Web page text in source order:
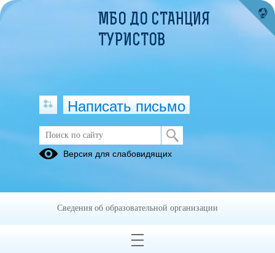
Публикации за Июнь 2026
ОБРАЩЕНИЯ ГРАЖДАН
МБО ДО СТАНЦИЯ
ТУРИСТОВ
Написать письмо
Версия для слабовидящих
Сведения об образовательной организации